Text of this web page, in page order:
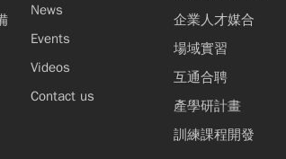
News
Events
Videos
Contact us
企業人才媒合
場域實習
互通合聘
產學研計畫
訓練課程開發